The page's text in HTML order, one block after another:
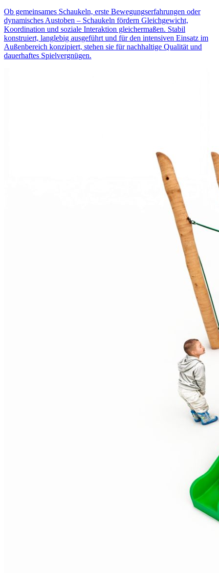
Ob gemeinsames Schaukeln, erste Bewegungserfahrungen oder
dynamisches Austoben – Schaukeln fördern Gleichgewicht,
Koordination und soziale Interaktion gleichermaßen. Stabil
konstruiert, langlebig ausgeführt und für den intensiven Einsatz im
Außenbereich konzipiert, stehen sie für nachhaltige Qualität und
dauerhaftes Spielvergnügen.